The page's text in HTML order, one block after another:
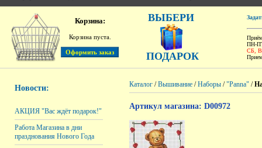
Корзина:
Корзина пуста.
ВЫБЕРИ
ПОДАРОК
ПН-
СБ,
Новости:
АКЦИЯ "Вас ждёт подарок!"
Работа Магазина в дни
празднования Нового Года
Каталог /Вышивание /Наборы /"Panna" /
Артикул магазина: D00972